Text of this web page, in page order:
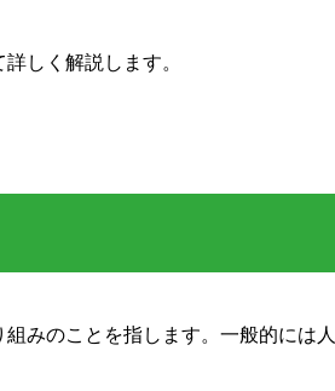
しく解説します。
みのことを指します。一般的には人